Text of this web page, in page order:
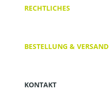
RECHTLICHES
BESTELLUNG & VERSAND
KONTAKT